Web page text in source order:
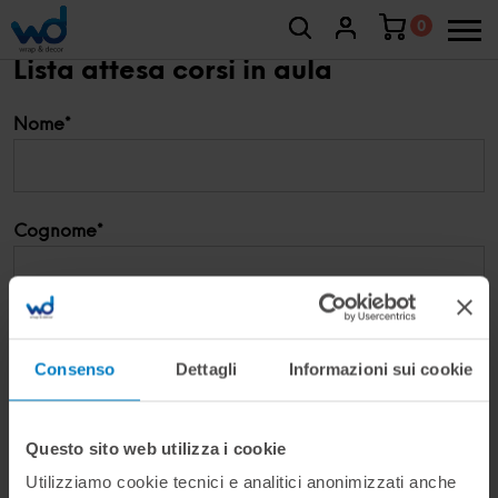
Consenso Dettagli Informazioni sui cookie
Questo sito web utilizza i cookie
Utilizziamo cookie tecnici e analitici anonimizzati anche
0
Lista attesa corsi in aula
Nome*
Cognome*
Codice di Verifica*